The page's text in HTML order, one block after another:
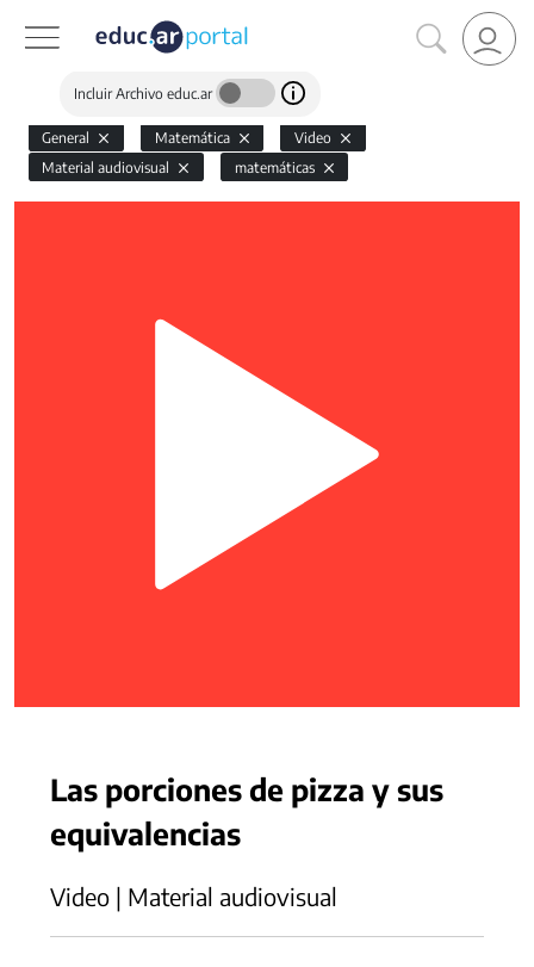
Incluir Archivo educ.ar
General Matemática
Video
Material audiovisual
matemáticas
Las porciones de pizza y sus
equivalencias
Video | Material audiovisual